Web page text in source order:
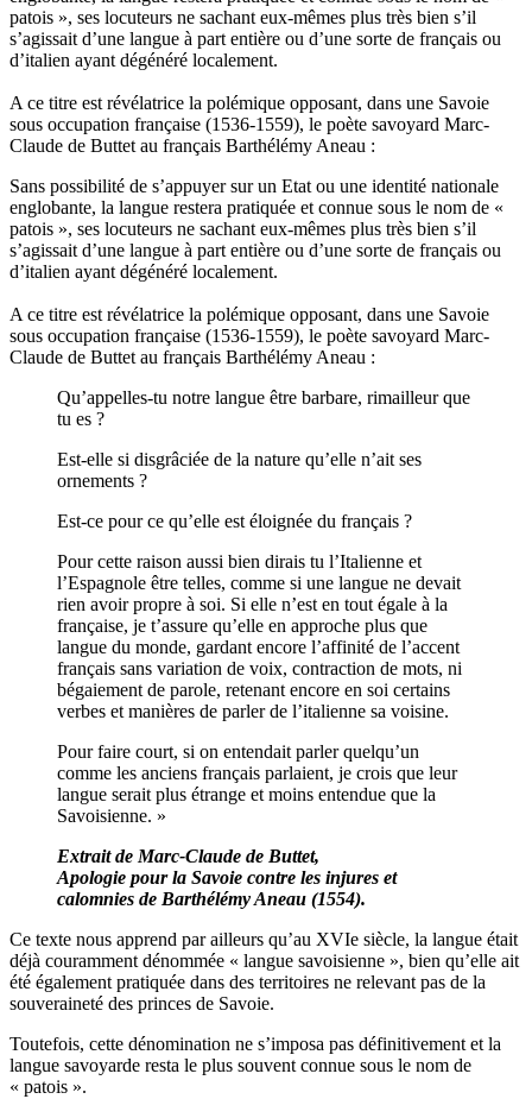
patois », ses locuteurs ne sachant eux-mêmes plus très bien s’il
s’agissait d’une langue à part entière ou d’une sorte de français ou
d’italien ayant dégénéré localement.
A ce titre est révélatrice la polémique opposant, dans une Savoie
sous occupation française (1536-1559), le poète savoyard Marc-
Claude de Buttet au français Barthélémy Aneau :
Sans possibilité de s’appuyer sur un Etat ou une identité nationale
englobante, la langue restera pratiquée et connue sous le nom de «
patois », ses locuteurs ne sachant eux-mêmes plus très bien s’il
s’agissait d’une langue à part entière ou d’une sorte de français ou
d’italien ayant dégénéré localement.
A ce titre est révélatrice la polémique opposant, dans une Savoie
sous occupation française (1536-1559), le poète savoyard Marc-
Claude de Buttet au français Barthélémy Aneau :
Qu’appelles-tu notre langue être barbare, rimailleur que
tu es ?
Est-elle si disgrâciée de la nature qu’elle n’ait ses
ornements ?
Est-ce pour ce qu’elle est éloignée du français ?
Pour cette raison aussi bien dirais tu l’Italienne et
l’Espagnole être telles, comme si une langue ne devait
rien avoir propre à soi. Si elle n’est en tout égale à la
française, je t’assure qu’elle en approche plus que
langue du monde, gardant encore l’affinité de l’accent
français sans variation de voix, contraction de mots, ni
bégaiement de parole, retenant encore en soi certains
verbes et manières de parler de l’italienne sa voisine.
Pour faire court, si on entendait parler quelqu’un
comme les anciens français parlaient, je crois que leur
langue serait plus étrange et moins entendue que la
Savoisienne. »
Extrait de Marc-Claude de Buttet,
Apologie pour la Savoie contre les injures et
calomnies de Barthélémy Aneau (1554).
Ce texte nous apprend par ailleurs qu’au XVIe siècle, la langue était
déjà couramment dénommée « langue savoisienne », bien qu’elle ait
été également pratiquée dans des territoires ne relevant pas de la
souveraineté des princes de Savoie.
Toutefois, cette dénomination ne s’imposa pas définitivement et la
langue savoyarde resta le plus souvent connue sous le nom de
« patois ».